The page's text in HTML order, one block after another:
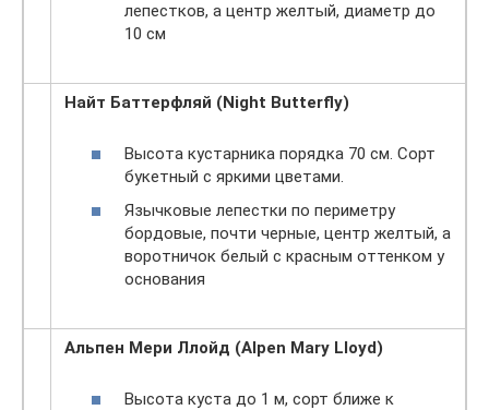
лепестков, а центр желтый, диаметр до
10 см
Найт Баттерфляй (Night Butterfly)
Высота кустарника порядка 70 см. Сорт
букетный с яркими цветами.
Язычковые лепестки по периметру
бордовые, почти черные, центр желтый, а
воротничок белый с красным оттенком у
основания
Альпен Мери Ллойд (Alpen Mary Lloyd)
Высота куста до 1 м, сорт ближе к